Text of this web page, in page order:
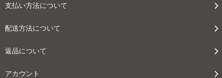
支払い方法について
配送方法について
返品について
アカウント